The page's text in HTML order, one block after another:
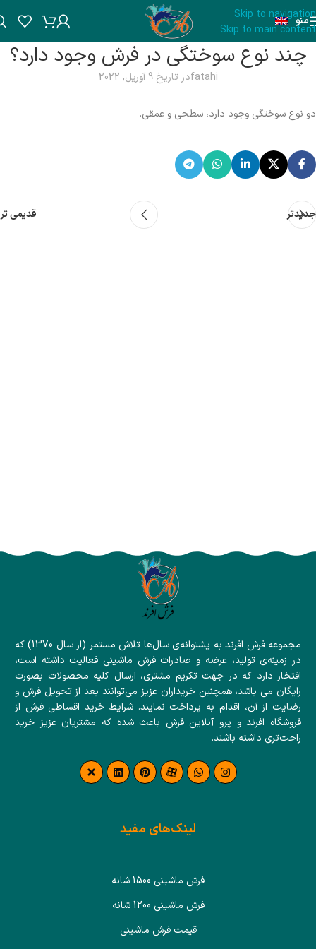
Skip to navigation
Skip to main content
منو
چند نوع سوختگی در فرش وجود دارد؟
fatahiدر تاریخ 9 آوریل, 2022
دو نوع سوختگی وجود دارد، سطحی و عمقی.
جدیدتر قدیمی تر
مجموعه فرش افرند به پشتوانه‌ی سال‌ها تلاش مستمر (از سال 1370) که
در زمینه‌ی تولید، عرضه و صادرات فرش ماشینی فعالیت داشته است،
افتخار دارد که در جهت تکریم مشتری، ارسال کلیه محصولات بصورت
رایگان می باشد، همچنین خریداران عزیز می‌توانند بعد از تحویل فرش و
رضایت از آن، اقدام به پرداخت نمایند. شرایط خرید اقساطی فرش از
فروشگاه افرند و پرو آنلاین فرش باعث شده که مشتریان عزیز خرید
راحت‌تری داشته باشند.
لینک‌های مفید
فرش ماشینی 1500 شانه
فرش ماشینی 1200 شانه
قیمت فرش ماشینی